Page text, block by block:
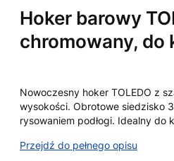
Hoker barowy
chromowany, do
Nowoczesny hoker TOLEDO z
wysokości. Obrotowe siedzisko
rysowaniem podłogi. Idealny do
Przejdź do pełnego opisu